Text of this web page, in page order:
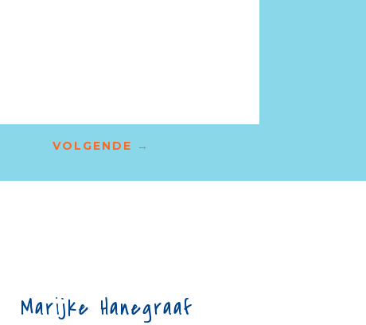
VOLGENDE →
Marijke Hanegraaf